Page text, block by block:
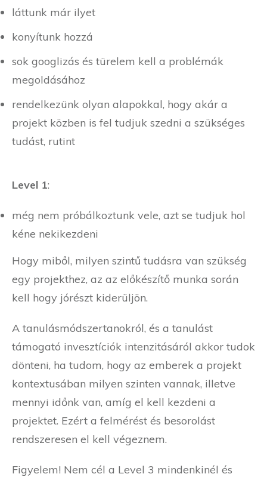
láttunk már ilyet
konyítunk hozzá
sok googlizás és türelem kell a problémák
megoldásához
rendelkezünk olyan alapokkal, hogy akár a
projekt közben is fel tudjuk szedni a szükséges
tudást, rutint
Level 1:
még nem próbálkoztunk vele, azt se tudjuk hol
kéne nekikezdeni
Hogy miből, milyen szintű tudásra van szükség
egy projekthez, az az előkészítő munka során
kell hogy jórészt kiderüljön.
A tanulásmódszertanokról, és a tanulást
támogató invesztíciók intenzitásáról akkor tudok
dönteni, ha tudom, hogy az emberek a projekt
kontextusában milyen szinten vannak, illetve
mennyi időnk van, amíg el kell kezdeni a
projektet. Ezért a felmérést és besorolást
rendszeresen el kell végeznem.
Figyelem! Nem cél a Level 3 mindenkinél és